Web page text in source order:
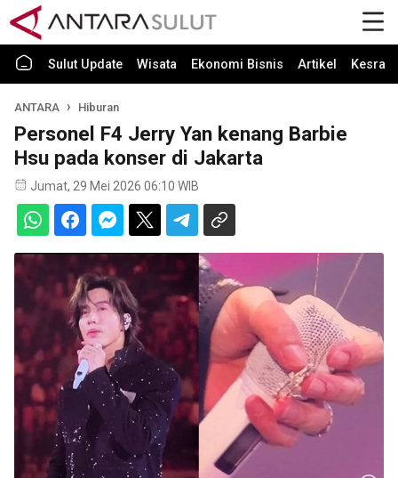
Sulut Update Wisata Ekonomi Bisnis Artikel Kesra
ANTARA Hiburan
Personel F4 Jerry Yan kenang Barbie
Hsu pada konser di Jakarta
Jumat, 29 Mei 2026 06:10 WIB